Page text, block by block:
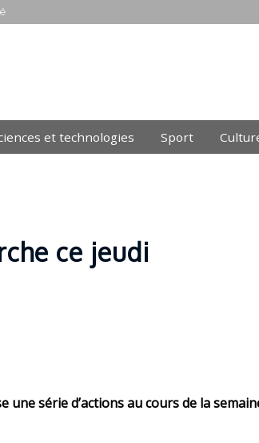
et technologies Sport
ce jeudi
série d’actions au cours de la